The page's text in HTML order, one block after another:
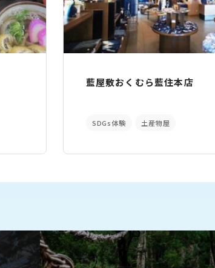
藍屋敷おくむら藍住本店
SDGs体験 土産物屋